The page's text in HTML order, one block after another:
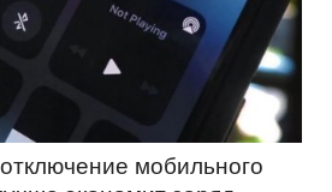
мобильного